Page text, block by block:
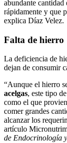
abundante
rápidamente y que
explica Díaz Velez.
Falta de hierro
La deficiencia de
dejan de consumir
“Aunque el hierro
acelgas, este tipo
como el que
comer grandes
alcanzar los
artículo
de Endocrinología